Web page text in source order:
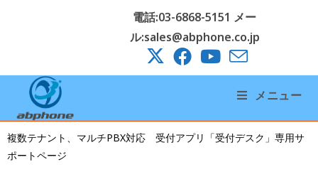
電話:03-6868-5151 メー
ル:sales@abphone.co.jp
メニュー
複数テナント、マルチPBX対応 受付アプリ「受付デスク」専用サ
ポートページ